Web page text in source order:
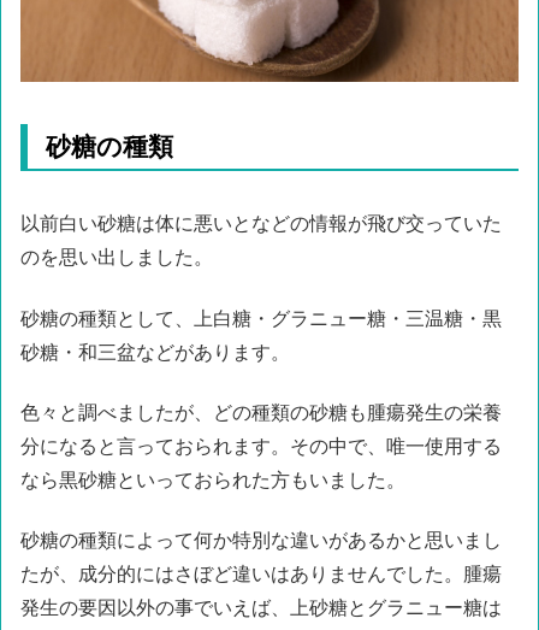
砂糖の種類
以前白い砂糖は体に悪いとなどの情報が飛び交っていた
のを思い出しました。
砂糖の種類として、上白糖・グラニュー糖・三温糖・黒
砂糖・和三盆などがあります。
色々と調べましたが、どの種類の砂糖も腫瘍発生の栄養
分になると言っておられます。その中で、唯一使用する
なら黒砂糖といっておられた方もいました。
砂糖の種類によって何か特別な違いがあるかと思いまし
たが、成分的にはさぼど違いはありませんでした。腫瘍
発生の要因以外の事でいえば、上砂糖とグラニュー糖は